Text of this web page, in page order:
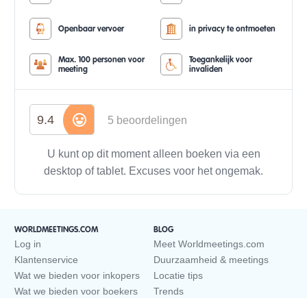
Openbaar vervoer in privacy te ontmoeten
Max. 100 personen voor
meeting
Toegankelijk voor
invaliden
9.4 5 beoordelingen
U kunt op dit moment alleen boeken via een
desktop of tablet. Excuses voor het ongemak.
WORLDMEETINGS.COM
Log in
Klantenservice
Wat we bieden voor inkopers
Wat we bieden voor boekers
BLOG
Meet Worldmeetings.com
Duurzaamheid & meetings
Locatie tips
Trends